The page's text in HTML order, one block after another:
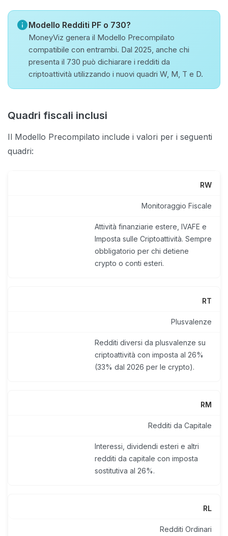
infoModello Redditi PF o 730?
MoneyViz genera il Modello Precompilato
compatibile con entrambi. Dal 2025, anche chi
presenta il 730 può dichiarare i redditi da
criptoattività utilizzando i nuovi quadri W, M, T e D.
Quadri fiscali inclusi
Il Modello Precompilato include i valori per i seguenti
quadri:
RW
Monitoraggio Fiscale
Attività finanziarie estere, IVAFE e
Imposta sulle Criptoattività. Sempre
obbligatorio per chi detiene
crypto o conti esteri.
RT
Plusvalenze
Redditi diversi da plusvalenze su
criptoattività con imposta al 26%
(33% dal 2026 per le crypto).
RM
Redditi da Capitale
Interessi, dividendi esteri e altri
redditi da capitale con imposta
sostitutiva al 26%.
RL
Redditi Ordinari
Accetto iTermini e Condizionie laPrivacy Policy
Inizia Chat
Hai già un account? Accedi